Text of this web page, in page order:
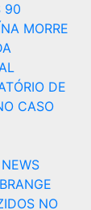
90
MORRE
DE
CASO
NO